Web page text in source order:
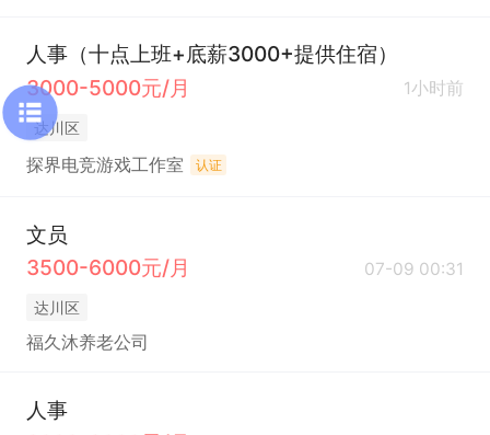
人事（十点上班+底薪3000+提供住宿）
3000-5000元/月
1小时前
达川区
探界电竞游戏工作室 认证
文员
3500-6000元/月
07-09 00:31
达川区
福久沐养老公司
人事